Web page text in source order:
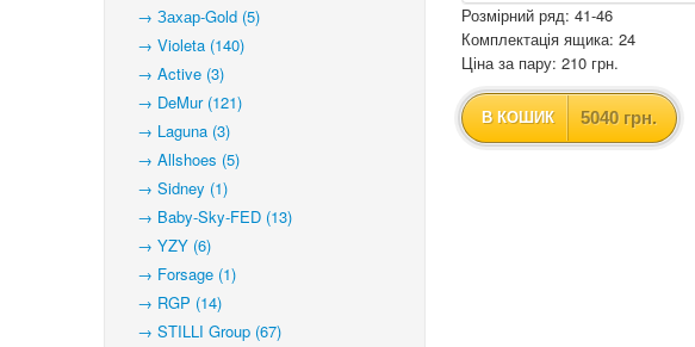
→ Захар-Gold (5)
→ Violeta (140)
→ Active (3)
→ DeMur (121)
→ Laguna (3)
→ Allshoes (5)
→ Sidney (1)
→ Baby-Sky-FED (13)
→ YZY (6)
→ Forsage (1)
→ RGP (14)
→ STILLI Group (67)
Розмірний ряд: 41-46
Комплектація ящика: 24
Ціна за пару: 210 грн.
В КОШИК 5040 грн.